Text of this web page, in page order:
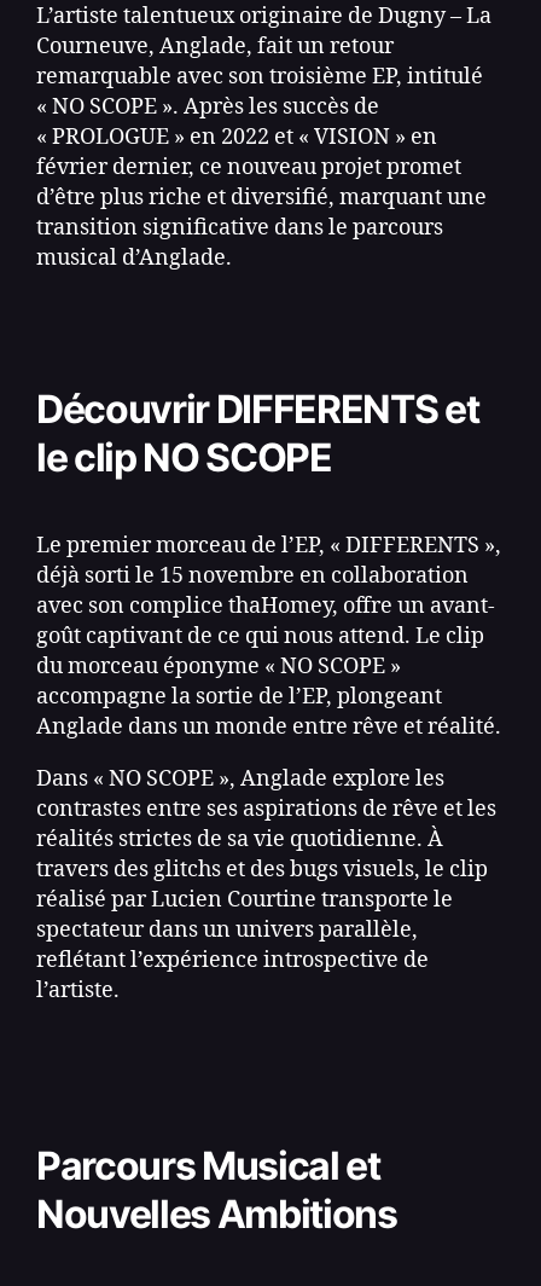
L’artiste talentueux originaire de Dugny – La
Courneuve, Anglade, fait un retour
remarquable avec son troisième EP, intitulé
« NO SCOPE ». Après les succès de
« PROLOGUE » en 2022 et « VISION » en
février dernier, ce nouveau projet promet
d’être plus riche et diversifié, marquant une
transition significative dans le parcours
musical d’Anglade.
Découvrir DIFFERENTS et
le clip NO SCOPE
Le premier morceau de l’EP, « DIFFERENTS »,
déjà sorti le 15 novembre en collaboration
avec son complice thaHomey, offre un avant-
goût captivant de ce qui nous attend. Le clip
du morceau éponyme « NO SCOPE »
accompagne la sortie de l’EP, plongeant
Anglade dans un monde entre rêve et réalité.
Dans « NO SCOPE », Anglade explore les
contrastes entre ses aspirations de rêve et les
réalités strictes de sa vie quotidienne. À
travers des glitchs et des bugs visuels, le clip
réalisé par Lucien Courtine transporte le
spectateur dans un univers parallèle,
reflétant l’expérience introspective de
l’artiste.
Parcours Musical et
Nouvelles Ambitions